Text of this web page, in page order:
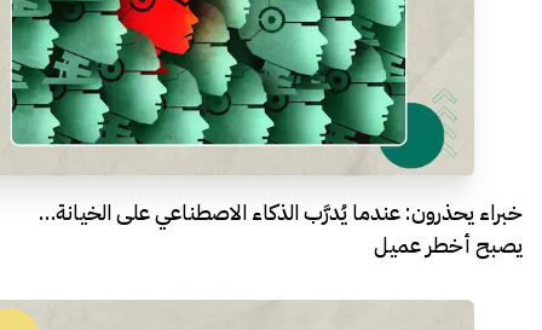
خبراء يحذرون: عندما يُدرَّب الذكاء الاصطناعي على الخيانة…
يصبح أخطر عميل